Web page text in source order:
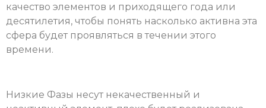
качество элементов и приходящего года или
десятилетия, чтобы понять насколько активна эта
сфера будет проявляться в течении этого
времени.
Низкие Фазы несут некачественный и